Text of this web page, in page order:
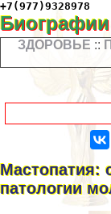
+7(977)9328978
ЗДОРОВЬЕ ::
Мастопатия:
патологии